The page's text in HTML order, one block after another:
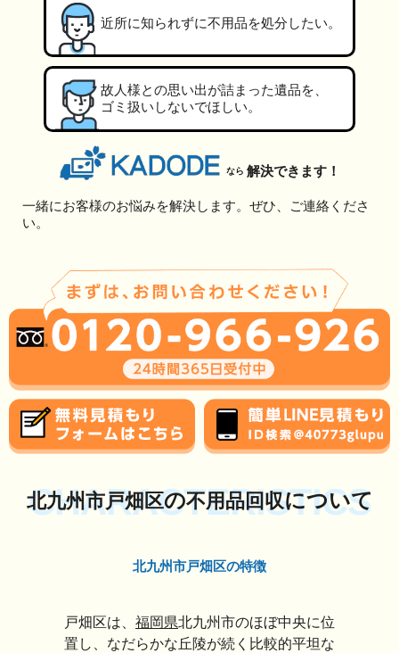
近所に知られずに不用品を処分したい。
故人様との思い出が詰まった遺品を、
ゴミ扱いしないでほしい。
なら 解決できます！
一緒にお客様のお悩みを解決します。ぜひ、ご連絡くださ
い。
CHARACTERISTICS
北九州市戸畑区の不用品回収について
北九州市戸畑区の特徴
戸畑区は、 福岡県北九州市のほぼ中央に位
置し、なだらかな丘陵が続く比較的平坦な